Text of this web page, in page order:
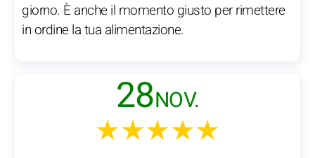
giorno. È anche il momento giusto per rimettere
in ordine la tua alimentazione.
28NOV.
★★★★★